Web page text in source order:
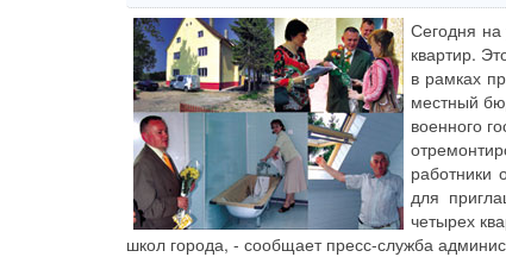
Сегодня на
квартир.
в рамках
местный
военного
работники
для
четырех
школ города, - сообщает пресс-служба